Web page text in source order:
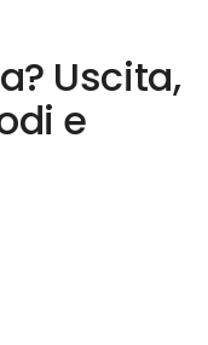
Uscita,
e